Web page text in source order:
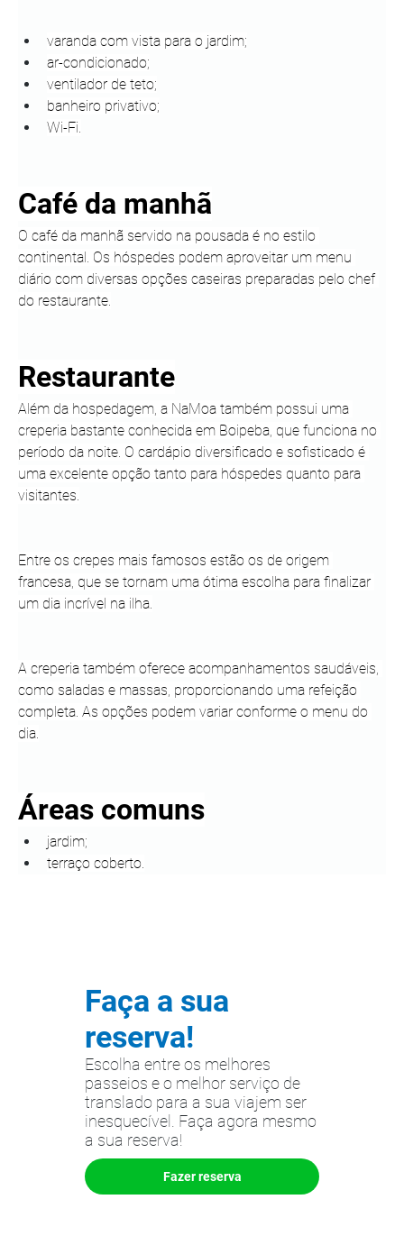
varanda com vista para o jardim;
ar-condicionado;
ventilador de teto;
banheiro privativo;
Wi-Fi.
Café da manhã
O café da manhã servido na pousada é no estilo
continental. Os hóspedes podem aproveitar um menu
diário com diversas opções caseiras preparadas pelo chef
do restaurante.
Restaurante
Além da hospedagem, a NaMoa também possui uma
creperia bastante conhecida em Boipeba, que funciona no
período da noite. O cardápio diversificado e sofisticado é
uma excelente opção tanto para hóspedes quanto para
visitantes.
Entre os crepes mais famosos estão os de origem
francesa, que se tornam uma ótima escolha para finalizar
um dia incrível na ilha.
A creperia também oferece acompanhamentos saudáveis,
como saladas e massas, proporcionando uma refeição
completa. As opções podem variar conforme o menu do
dia.
Áreas comuns
jardim;
terraço coberto.
Faça a sua
reserva!
Escolha entre os melhores
passeios e o melhor serviço de
translado para a sua viajem ser
inesquecível. Faça agora mesmo
a sua reserva!
Fazer reserva